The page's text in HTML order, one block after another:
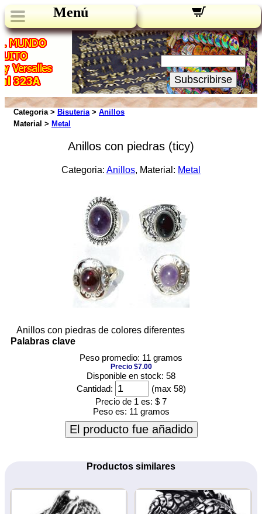
Menú
Novedades:
Su Email:
Subscribirse
Categoria > Bisuteria> Anillos
Material > Metal
Anillos con piedras (ticy)
Categoria: Anillos, Material: Metal
Anillos con piedras de colores diferentes
Palabras clave
Peso promedio: 11 gramos
Precio $7.00
Disponible en stock: 58
Cantidad:
(max 58)
Precio de 1 es: $ 7
Peso es: 11 gramos
El producto fue añadido
Productos similares